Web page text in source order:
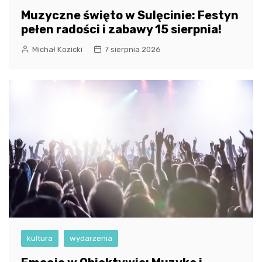
Muzyczne święto w Sulęcinie: Festyn
pełen radości i zabawy 15 sierpnia!
Michał Kozicki 7 sierpnia 2026
kultura wydarzenia